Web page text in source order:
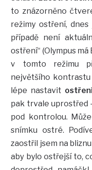
to znázorněno
režimy ostření,
případě není
ostření“ (Olympus má
v tomto režimu
největšího
lépe nastavit
pak trvale uprostřed
pod kontrolou.
snímku ostré.
zaostřil jsem na
aby bylo ostřejší to,